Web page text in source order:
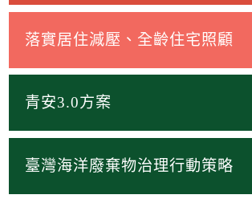
落實居住減壓、全齡住宅照顧
青安3.0方案
臺灣海洋廢棄物治理行動策略